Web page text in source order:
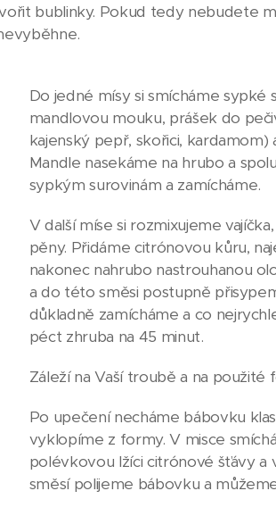
bublinky. Pokud tedy nebudete
Do jedné mísy si smícháme
mandlovou mouku, prášek do
kajenský pepř, skořici,
Mandle nasekáme na hrubo a
sypkým surovinám a zamícháme.
V další míse si rozmixujeme
pěny. Přidáme citrónovou kůru,
nakonec nahrubo nastrouhanou
a do této směsi postupně
důkladně zamícháme a co
péct zhruba na 45 minut.
Záleží na Vaší troubě a na
Po upečení necháme bábovku
vyklopíme z formy. V misce
polévkovou lžíci citrónové šťávy a
směsí polijeme bábovku a